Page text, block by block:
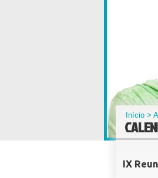
Início >
IX